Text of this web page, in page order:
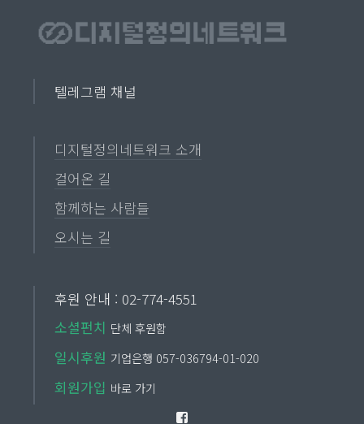
된 삶의 기록이 아닌가. 메타의 천문학적인
다. 우리 단체들은 메타의 지배적 지위를 악
개인정보 처리를 시정할 것을 요구한다.
메타 개인정보 처리방침의 가장 큰 문제 중
하나는 「개인정보보호법」을 위반하여 개
은 목적달성에 필요한 최소한의 정보 수집을
원칙으로 하고 있고, 제39조의3조 제3항은
필요한 최소한의 정보(해당 서비스의 본질적
인 기능을 수행하기 위하여 반드시 필요한 정
보) 외의 개인정보 수집에 동의하지 않는다는
텔레그램 채널
디지털정의네트워크 소개
걸어온 길
함께하는 사람들
오시는 길
후원 안내 : 02-774-4551
소셜펀치 단체 후원함
일시후원 기업은행 057-036794-01-020
회원가입 바로 가기
Facebook